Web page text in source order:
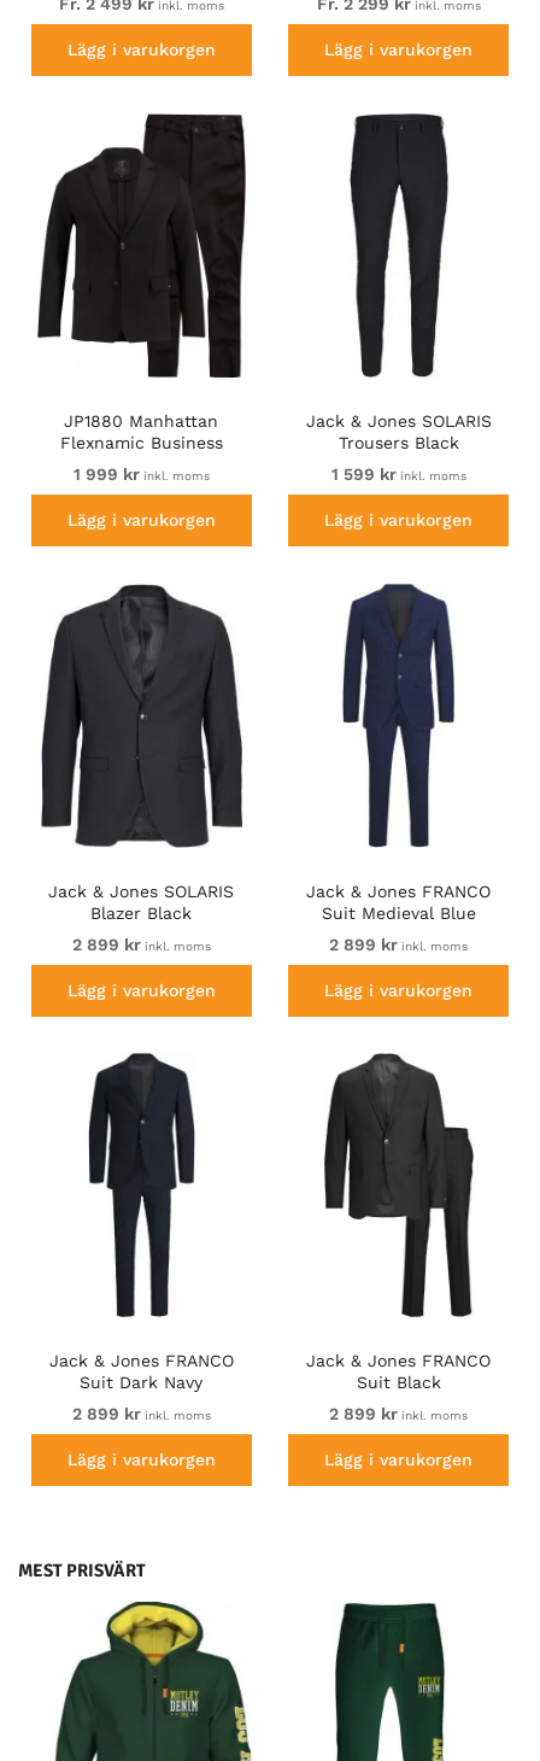
Fr. 2 499 krinkl. moms
Lägg i varukorgen
Fr. 2 299 krinkl. moms
Lägg i varukorgen
JP1880 Manhattan
Flexnamic Business
Jersey Suit Black
1 999 krinkl. moms
Lägg i varukorgen
Jack & Jones SOLARIS
Trousers Black
1 599 krinkl. moms
Lägg i varukorgen
Jack & Jones SOLARIS
Blazer Black
2 899 krinkl. moms
Lägg i varukorgen
Jack & Jones FRANCO
Suit Medieval Blue
2 899 kr inkl. moms
Lägg i varukorgen
Jack & Jones FRANCO
Suit Dark Navy
2 899 krinkl. moms
Lägg i varukorgen
Jack & Jones FRANCO
Suit Black
2 899 kr inkl. moms
Lägg i varukorgen
MEST PRISVÄRT